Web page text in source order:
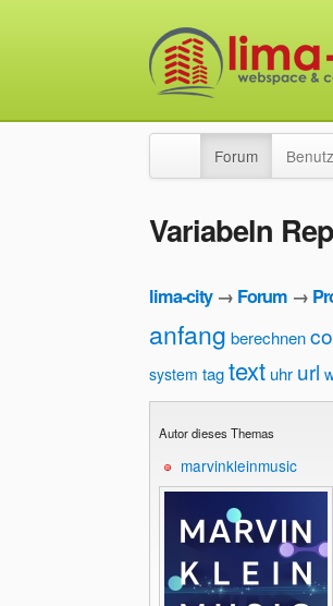
Forum
Variabeln
lima-city→ Forum →
anfang berechnen
system tagtext uhr url
Autor dieses Themas
marvinkleinmusic